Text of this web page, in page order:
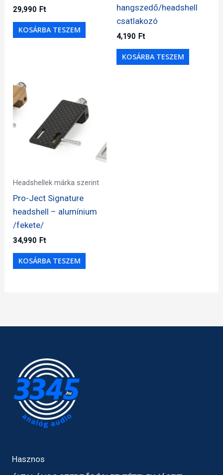
29,990 Ft
KOSÁRBA TESZEM
hangszedő/headshell
csatlakozó
4,190 Ft
KOSÁRBA TESZEM
Headshellek márka szerint
Pro-Ject Signature
headshell – alumínium
/fekete/
34,990 Ft
KOSÁRBA TESZEM
Hasznos